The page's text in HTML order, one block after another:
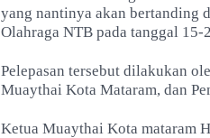
yang nantinya akan bertanding
Olahraga NTB pada tanggal 15-
Pelepasan tersebut dilakukan
Muaythai Kota Mataram, dan
Ketua Muaythai Kota mataram